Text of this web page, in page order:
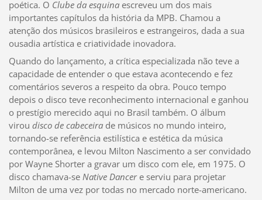
poética. O Clube da esquinaescreveu um dos mais
importantes capítulos da história da MPB. Chamou a
atenção dos músicos brasileiros e estrangeiros, dada a sua
ousadia artística e criatividade inovadora.
Quando do lançamento, a crítica especializada não teve a
capacidade de entender o que estava acontecendo e fez
comentários severos a respeito da obra. Pouco tempo
depois o disco teve reconhecimento internacional e ganhou
o prestígio merecido aqui no Brasil também. O álbum
virou disco de cabeceirade músicos no mundo inteiro,
tornando-se referência estilística e estética da música
contemporânea, e levou Milton Nascimento a ser convidado
por Wayne Shorter a gravar um disco com ele, em 1975. O
disco chamava-se Native Dancere serviu para projetar
Milton de uma vez por todas no mercado norte-americano.